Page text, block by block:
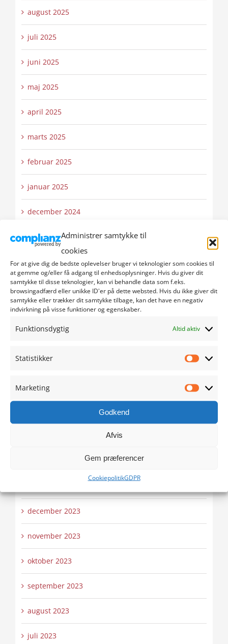
Administrer samtykke til
cookies
For at give dig de bedste oplevelser bruger vi teknologier som cookies til
at gemme og/eller få adgang til enhedsoplysninger. Hvis du giver dit
samtykke til disse teknologier, kan vi behandle data som f.eks.
browsingadfærd eller unikke ID'er på dette websted. Hvis du ikke giver dit
samtykke eller trækker dit samtykke tilbage, kan det have en negativ
indvirkning på visse funktioner og egenskaber.
Funktionsdygtig Altid aktiv
Statistikker
Marketing
Godkend
Afvis
Gem præferencer
CookiepolitikGDPR
august 2025
juli 2025
juni 2025
maj 2025
april 2025
marts 2025
februar 2025
januar 2025
december 2024
november 2024
oktober 2024
september 2024
august 2024
juli 2024
juni 2024
maj 2024
december 2023
november 2023
oktober 2023
september 2023
august 2023
juli 2023